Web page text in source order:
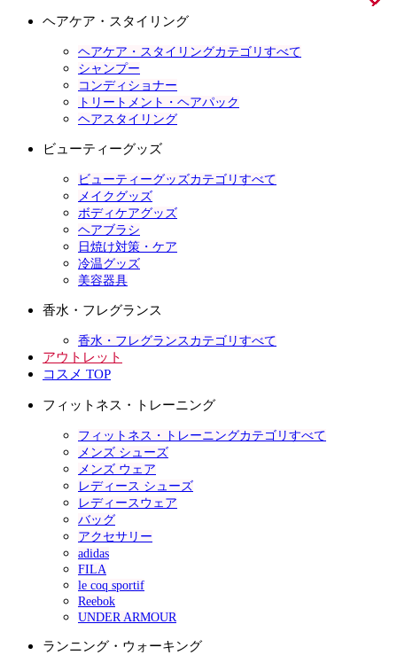
ヘアケア・スタイリング
ヘアケア・スタイリングカテゴリすべて
シャンプー
コンディショナー
トリートメント・ヘアパック
ヘアスタイリング
ビューティーグッズ
ビューティーグッズカテゴリすべて
メイクグッズ
ボディケアグッズ
ヘアブラシ
日焼け対策・ケア
冷温グッズ
美容器具
香水・フレグランス
香水・フレグランスカテゴリすべて
アウトレット
コスメ TOP
フィットネス・トレーニング
フィットネス・トレーニングカテゴリすべて
メンズ シューズ
メンズ ウェア
レディース シューズ
レディースウェア
バッグ
アクセサリー
adidas
FILA
le coq sportif
Reebok
UNDER ARMOUR
ランニング・ウォーキング